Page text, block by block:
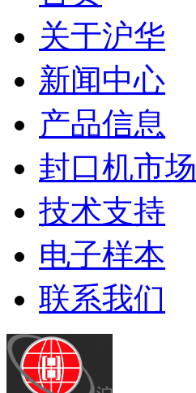
关于沪华
新闻中心
产品信息
封口机市场
技术支持
电子样本
联系我们